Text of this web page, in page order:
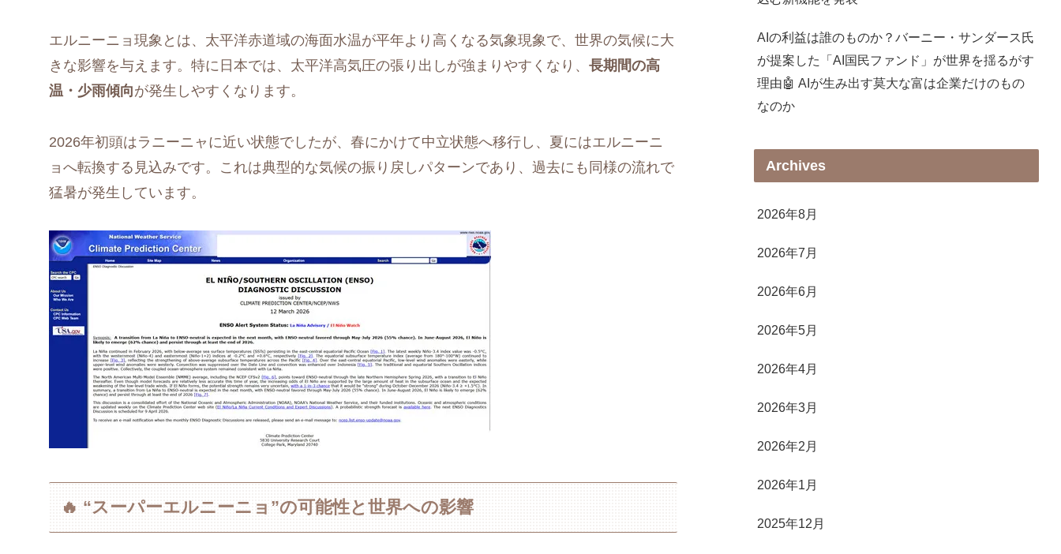
エルニーニョ現象とは、太平洋赤道域の海面水温が平年より高くなる気象現象で、世界の気候に大
きな影響を与えます。特に日本では、太平洋高気圧の張り出しが強まりやすくなり、 長期間の高
温・少雨傾向が発生しやすくなります。
2026年初頭はラニーニャに近い状態でしたが、春にかけて中立状態へ移行し、夏にはエルニーニ
ョへ転換する見込みです。これは典型的な気候の振り戻しパターンであり、過去にも同様の流れで
猛暑が発生しています。
🔥 “スーパーエルニーニョ”の可能性と世界への影響
AIの利益は誰のものか？バーニー・サンダース氏
が提案した「AI国民ファンド」が世界を揺るがす
理由🤖 AIが生み出す莫大な富は企業だけのもの
なのか
Archives
2026年8月
2026年7月
2026年6月
2026年5月
2026年4月
2026年3月
2026年2月
2026年1月
2025年12月